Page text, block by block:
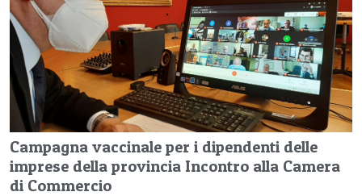
Campagna vaccinale per i dipendenti delle
imprese della provincia Incontro alla Camera
di Commercio